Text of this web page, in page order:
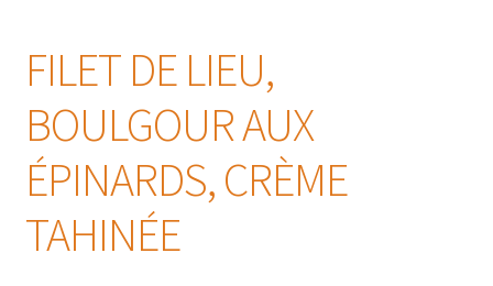
FILET DE LIEU,
BOULGOUR AUX
ÉPINARDS, CRÈME
TAHINÉE